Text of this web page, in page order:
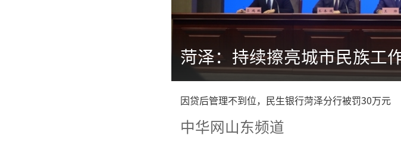
因贷后管理不到位，民生银行菏泽分行被罚30万元
中华网山东频道